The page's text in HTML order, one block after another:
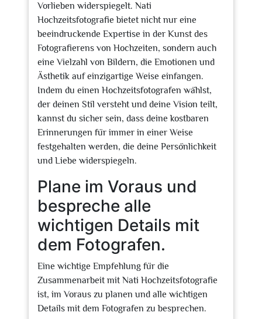
Vorlieben widerspiegelt. Nati
Hochzeitsfotografie bietet nicht nur eine
beeindruckende Expertise in der Kunst des
Fotografierens von Hochzeiten, sondern auch
eine Vielzahl von Bildern, die Emotionen und
Ästhetik auf einzigartige Weise einfangen.
Indem du einen Hochzeitsfotografen wählst,
der deinen Stil versteht und deine Vision teilt,
kannst du sicher sein, dass deine kostbaren
Erinnerungen für immer in einer Weise
festgehalten werden, die deine Persönlichkeit
und Liebe widerspiegeln.
Plane im Voraus und
bespreche alle
wichtigen Details mit
dem Fotografen.
Eine wichtige Empfehlung für die
Zusammenarbeit mit Nati Hochzeitsfotografie
ist, im Voraus zu planen und alle wichtigen
Details mit dem Fotografen zu besprechen.